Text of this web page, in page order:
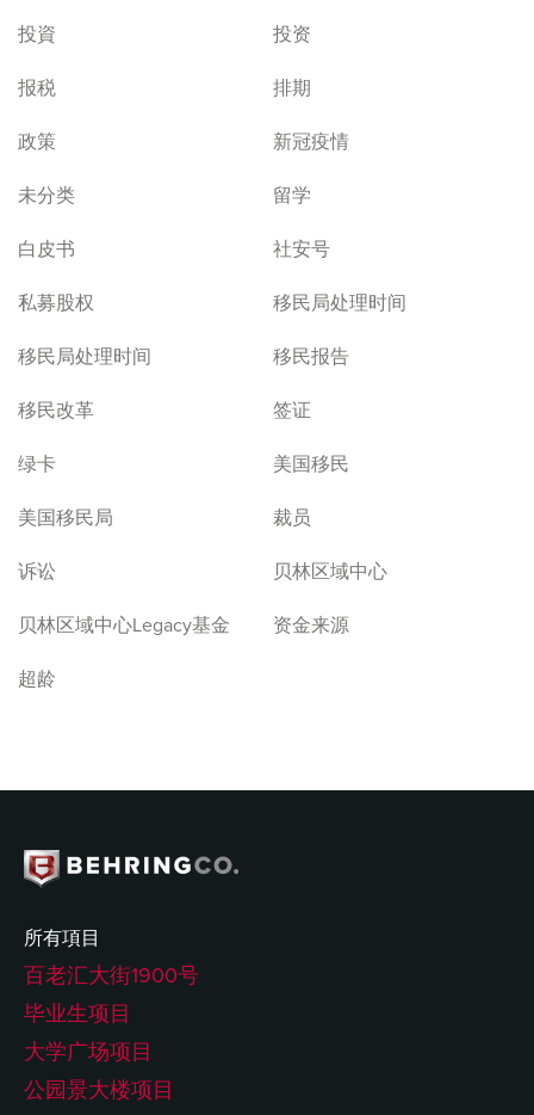
投資
投资
报税
排期
政策
新冠疫情
未分类
留学
白皮书
社安号
私募股权
移民局处理时间
移民局处理时间
移民报告
移民改革
签证
绿卡
美国移民
美国移民局
裁员
诉讼
贝林区域中心
贝林区域中心Legacy基金
资金来源
超龄
所有項目
百老汇大街1900号
毕业生项目
大学广场项目
公园景大楼项目